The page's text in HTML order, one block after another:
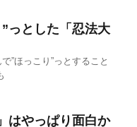
っとした「忍法大
”ほっこり”っとすること
はやっぱり面白か